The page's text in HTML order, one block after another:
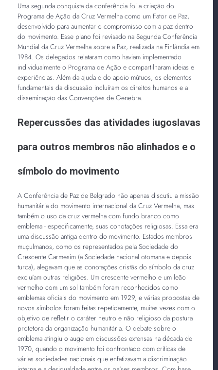
Uma segunda conquista da conferência foi a criação do
Programa de Ação da Cruz Vermelha como um Fator de Paz,
desenvolvido para aumentar o compromisso com a paz dentro
do movimento. Esse plano foi revisado na Segunda Conferência
Mundial da Cruz Vermelha sobre a Paz, realizada na Finlândia em
1984. Os delegados relataram como haviam implementado
individualmente o Programa de Ação e compartilharam ideias e
experiências. Além da ajuda e do apoio mútuos, os elementos
fundamentais da discussão incluíram os direitos humanos e a
disseminação das Convenções de Genebra.
Repercussões das atividades iugoslavas
para outros membros não alinhados e o
símbolo do movimento
A Conferência de Paz de Belgrado não apenas discutiu a missão
humanitária do movimento internacional da Cruz Vermelha, mas
também o uso da cruz vermelha com fundo branco como
emblema - especificamente, suas conotações religiosas. Essa era
uma discussão antiga dentro do movimento. Estados membros
muçulmanos, como os representados pela Sociedade do
Crescente Carmesim (a Sociedade nacional otomana e depois
turca), alegavam que as conotações cristãs do símbolo da cruz
excluíam outras religiões. Um crescente vermelho e um leão
vermelho com um sol também foram reconhecidos como
emblemas oficiais do movimento em 1929, e várias propostas de
novos símbolos foram feitas repetidamente, muitas vezes com o
objetivo de refletir o caráter neutro e não religioso da postura
protetora da organização humanitária. O debate sobre o
emblema atingiu o auge em discussões extensas na década de
1970, quando o movimento foi confrontado com críticas de
várias sociedades nacionais que enfatizavam a discriminação